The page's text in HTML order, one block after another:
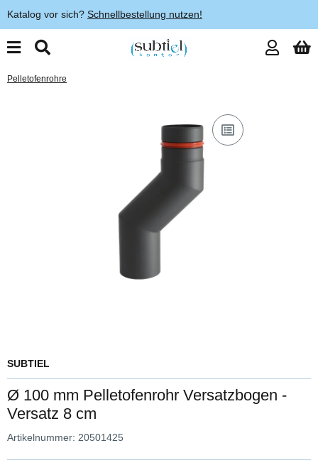
Katalog vor sich? Schnellbestellung nutzen!
Pelletofenrohre
SUBTIEL
Ø 100 mm Pelletofenrohr Versatzbogen -
Versatz 8 cm
Artikelnummer: 20501425